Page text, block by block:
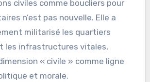
civiles comme boucliers pour
n’est pas nouvelle. Elle a
militarisé les quartiers
les infrastructures vitales,
« civile » comme ligne
et morale.